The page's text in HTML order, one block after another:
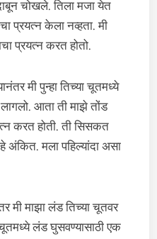
चोखले. तिला मजा येत
प्रयत्न केला नव्हता. मी
प्रयत्न करत होतो.
मी पुन्हा तिच्या चूतमध्ये
आता ती माझे तोंड
करत होती. ती सिसकत
मला पहिल्यांदा असा
मी माझा लंड तिच्या चूतवर
लंड घुसवण्यासाठी एक